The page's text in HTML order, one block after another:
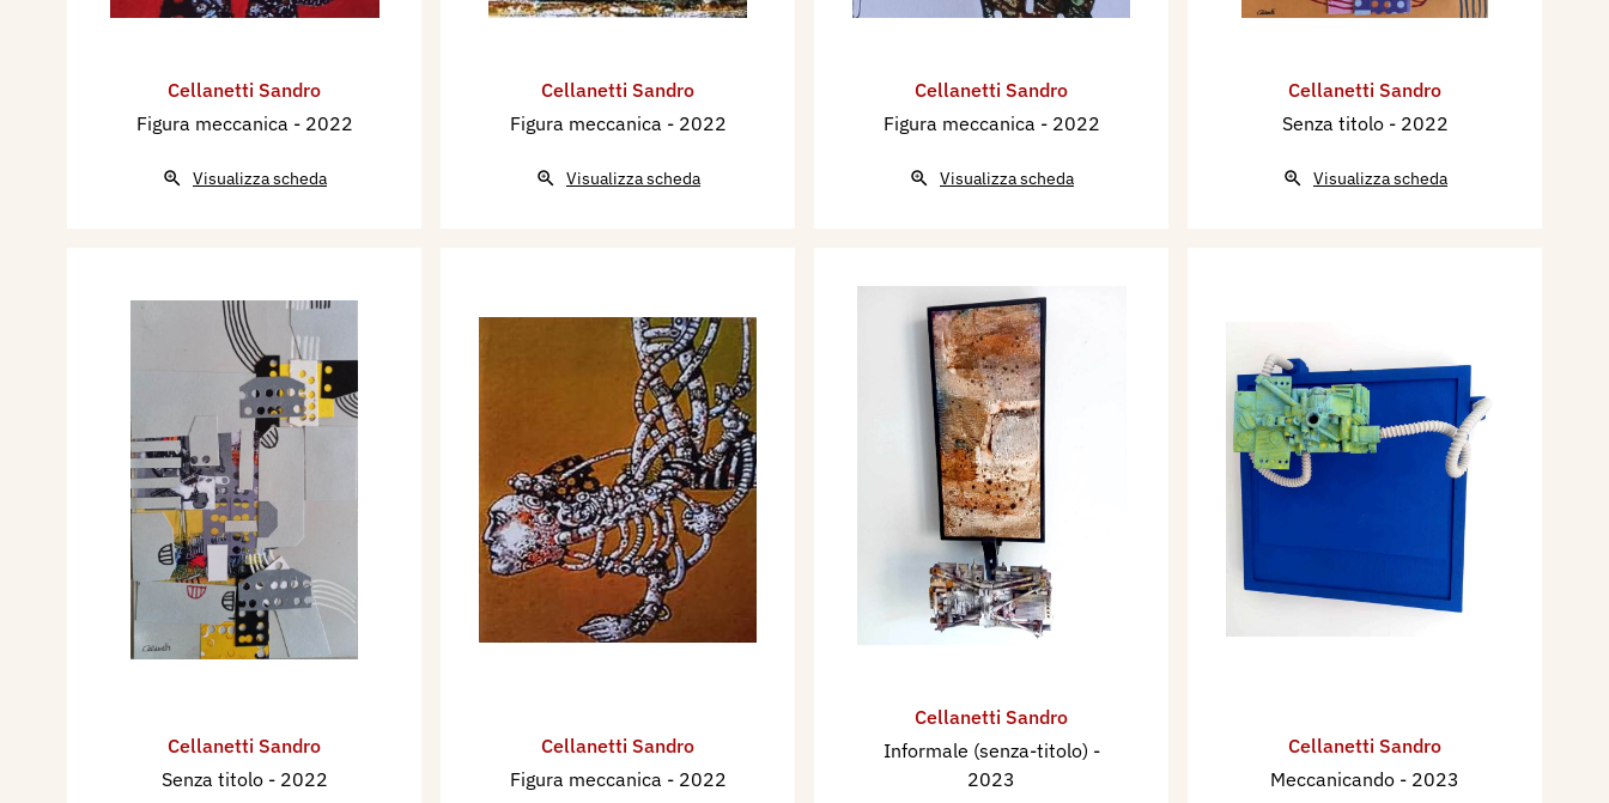
Cellanetti Sandro
Figura meccanica - 2022
Visualizza scheda
Cellanetti Sandro
Figura meccanica - 2022
Visualizza scheda
Cellanetti Sandro
Figura meccanica - 2022
Visualizza scheda
Cellanetti Sandro
Senza titolo - 2022
Visualizza scheda
Cellanetti Sandro
Senza titolo - 2022
Cellanetti Sandro
Figura meccanica - 2022
Cellanetti Sandro
Informale (senza-titolo) -
2023
Cellanetti Sandro
Meccanicando - 2023